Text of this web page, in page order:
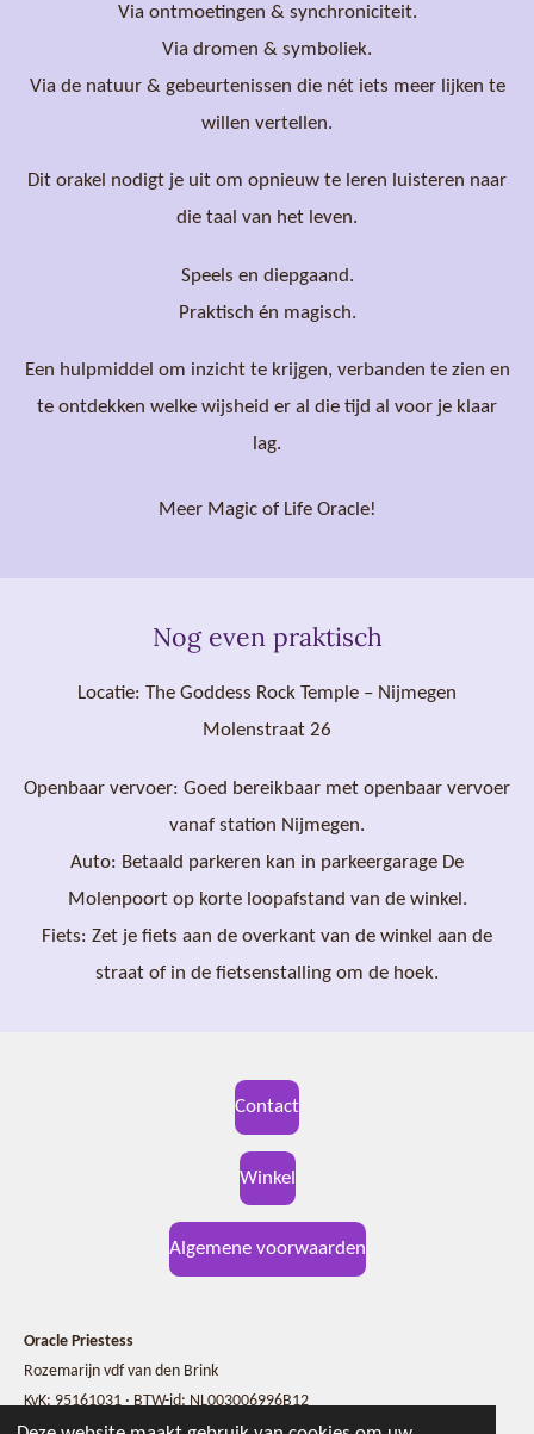
Via ontmoetingen & synchroniciteit.
Via dromen & symboliek.
Via de natuur & gebeurtenissen die nét iets meer lijken te
willen vertellen.
Dit orakel nodigt je uit om opnieuw te leren luisteren naar
die taal van het leven.
Speels en diepgaand.
Praktisch én magisch.
Een hulpmiddel om inzicht te krijgen, verbanden te zien en
te ontdekken welke wijsheid er al die tijd al voor je klaar
lag.
Meer Magic of Life Oracle!
Nog even praktisch
Locatie: The Goddess Rock Temple – Nijmegen
Molenstraat 26
Openbaar vervoer: Goed bereikbaar met openbaar vervoer
vanaf station Nijmegen.
Auto: Betaald parkeren kan in parkeergarage De
Molenpoort op korte loopafstand van de winkel.
Fiets: Zet je fiets aan de overkant van de winkel aan de
straat of in de fietsenstalling om de hoek.
Contact
Winkel
Algemene voorwaarden
Oracle Priestess
Rozemarijn vdf van den Brink
KvK: 95161031 · BTW-id: NL003006996B12